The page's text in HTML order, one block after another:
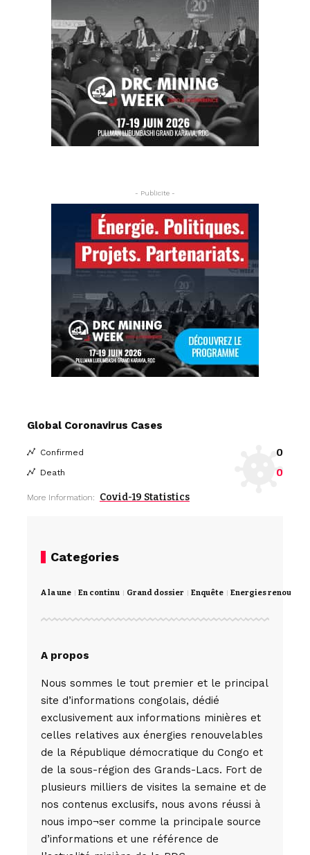
- Publicite -
Global Coronavirus Cases
Confirmed 0
Death 0
More Information: Covid-19 Statistics
Categories
A la une En continu Grand dossier Enquête Energies
A propos
Nous sommes le tout premier et le principal
site d’informations congolais, dédié
exclusivement aux informations minières et
celles relatives aux énergies renouvelables
de la République démocratique du Congo et
de la sous-région des Grands-Lacs. Fort de
plusieurs milliers de visites la semaine et de
nos contenus exclusifs, nous avons réussi à
nous impo¬ser comme la principale source
d’informations et une référence de